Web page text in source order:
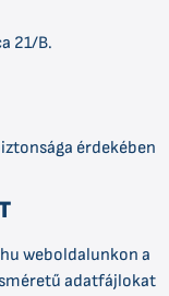
21/B.
érdekében
weboldalunkon a
adatfájlokat